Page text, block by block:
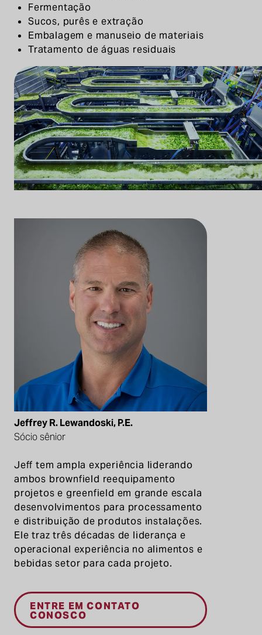
Fermentação
Sucos, purês e extração
Embalagem e manuseio de materiais
Tratamento de águas residuais
Jeffrey R. Lewandoski, P.E.
Sócio sênior
Jeff tem ampla experiência liderando
ambos brownfield reequipamento
projetos e greenfield em grande escala
desenvolvimentos para processamento
e distribuição de produtos instalações.
Ele traz três décadas de liderança e
operacional experiência no alimentos e
bebidassetor para cada projeto.
ENTRE EM CONTATO
CONOSCO